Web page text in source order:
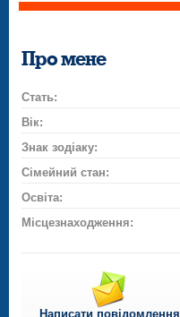
Про мене
Стать:
Вік:
Знак зодіаку:
Сімейний стан:
Освіта:
Місцезнаходження:
Написати повідомлення